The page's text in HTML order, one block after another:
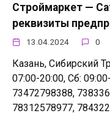
Строймаркет —
реквизиты
13.04.2024 0
Казань, Сибирский
07:00-20:00, Сб:
73472798388,
78312578977,